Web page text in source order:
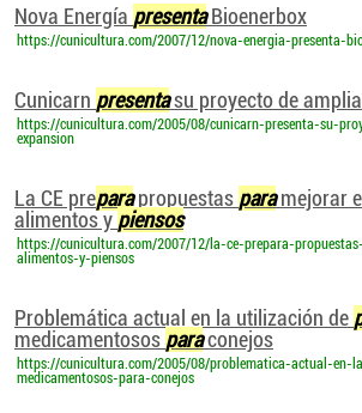
Nova Energía presentaBioenerbox
https://cunicultura.com/2007/12/nova-energia-presenta-
Cunicarn presentasu proyecto de
https://cunicultura.com/2005/08/cunicarn-presenta-su-
expansion
La CE preparapropuestas paramejorar
alimentos y piensos
https://cunicultura.com/2007/12/la-ce-prepara-
alimentos-y-piensos
Problemática actual en la utilización de
medicamentosos paraconejos
https://cunicultura.com/2005/08/problematica-actual-en-
medicamentosos-para-conejos